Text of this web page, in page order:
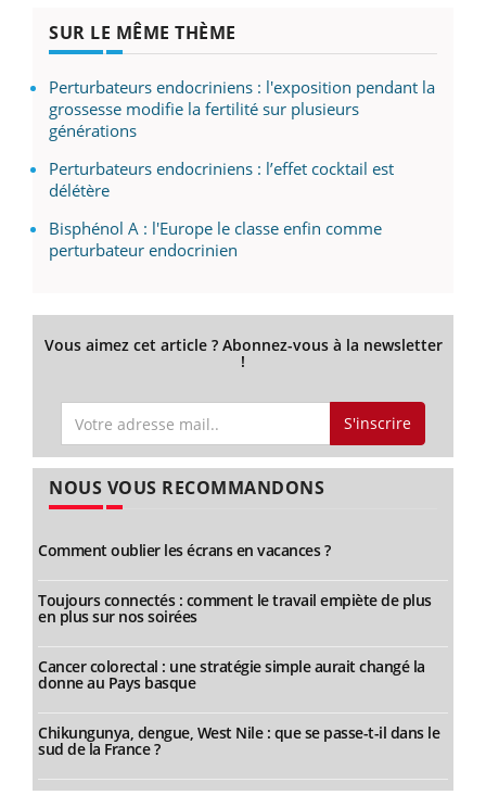
SUR LE MÊME THÈME
Perturbateurs endocriniens : l'exposition pendant la
grossesse modifie la fertilité sur plusieurs
générations
Perturbateurs endocriniens : l’effet cocktail est
délétère
Bisphénol A : l'Europe le classe enfin comme
perturbateur endocrinien
Vous aimez cet article ? Abonnez-vous à la newsletter
!
S'inscrire
NOUS VOUS RECOMMANDONS
Comment oublier les écrans en vacances ?
Toujours connectés : comment le travail empiète de plus
en plus sur nos soirées
Cancer colorectal : une stratégie simple aurait changé la
donne au Pays basque
Chikungunya, dengue, West Nile : que se passe-t-il dans le
sud de la France ?